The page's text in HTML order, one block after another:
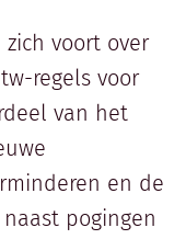
zich voort over
regels voor
van het
en de
pogingen